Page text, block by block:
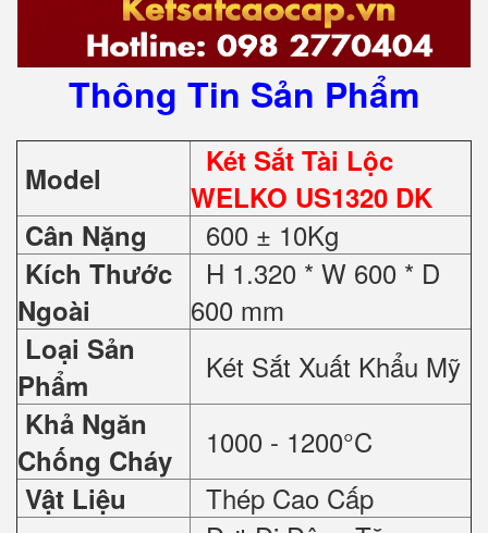
Thông Tin Sản Phẩm
Model
Két Sắt Tài Lộc
WELKO US1320 DK
Cân Nặng
600 ± 10Kg
Kích Thước
Ngoài
H 1.320 * W 600 * D
600 mm
Loại Sản
Phẩm
Két Sắt Xuất Khẩu Mỹ
Khả Ngăn
Chống Cháy
1000 - 1200°C
Vật Liệu
Thép Cao Cấp